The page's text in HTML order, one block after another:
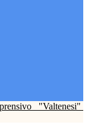
"Valtenesi"